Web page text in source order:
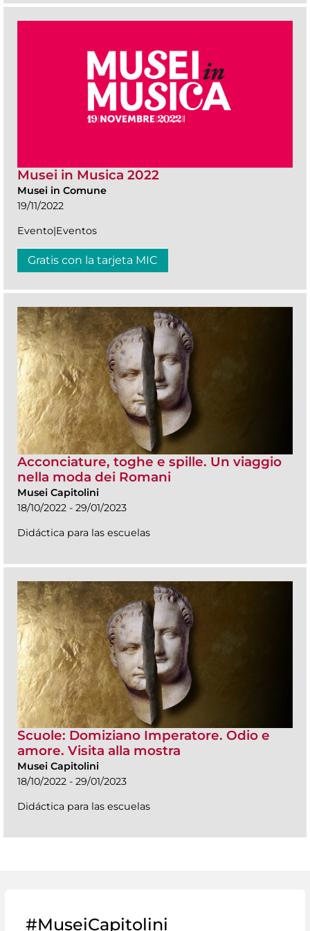
Musei in Musica 2022
Musei in Comune
19/11/2022
Evento|Eventos
Gratis con la tarjeta MIC
Acconciature, toghe e spille. Un viaggio
nella moda dei Romani
Musei Capitolini
18/10/2022 - 29/01/2023
Didáctica para las escuelas
Scuole: Domiziano Imperatore. Odio e
amore. Visita alla mostra
Musei Capitolini
18/10/2022 - 29/01/2023
Didáctica para las escuelas
#MuseiCapitolini